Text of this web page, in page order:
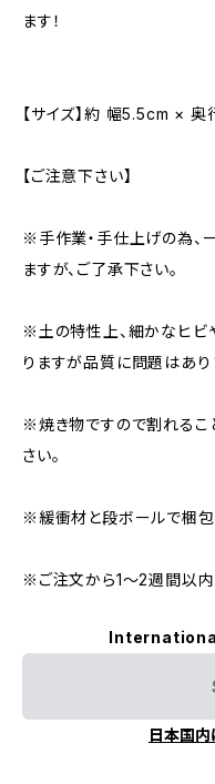
ます！
【サイズ】約 幅5.5cm ×
【ご注意下さい】
※手作業・手仕上げの為、
ますが、ご了承下さい。
※土の特性上、細かなヒビ
りますが品質に問題はあり
※焼き物ですので割れるこ
さい。
※緩衝材と段ボールで梱包
※ご注文から1～2週間以内
日本国